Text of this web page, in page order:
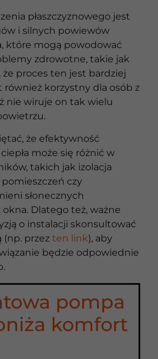
płaszczyznowego jest
i silnych powiewów
które mogą powodować
zdrowotne, takie jak
że proces ten jest bardziej
również korzystny dla osób z
nie wiruje on tak wielu
że efektywność
może się różnić w
takich jak izolacja
czy
słonecznych
Dlatego też, ważne
o instalacji skonsultować
(np. przez ten link), aby
będzie odpowiednie
pompa
komfort